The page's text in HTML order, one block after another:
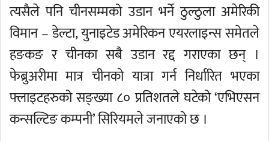
त्यसैले पनि चीनसम्मको उडान भर्ने ठुल्ठुला अमेरिकी
विमान – डेल्टा, युनाइटेड अमेरिकन एयरलाइन्स समेतले
हङकङ र चीनका सबै उडान रद्द गराएका छन् ।
फेब्रुअरीमा मात्र चीनको यात्रा गर्न निर्धारित भएका
फ्लाइटहरुको सङ्ख्या ८० प्रतिशतले घटेको ‘एभिएसन
कन्सल्टिङ कम्पनी’ सिरियमले जनाएको छ ।